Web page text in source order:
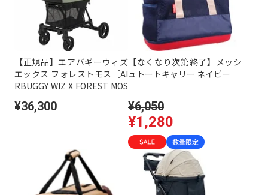
【正規品】エアバギーウィズ
エックス フォレストモス［AI
RBUGGY WIZ X FOREST MOS
¥36,300
【なくなり次第終了】メッシ
ュトートキャリー ネイビー
¥6,050
¥1,280